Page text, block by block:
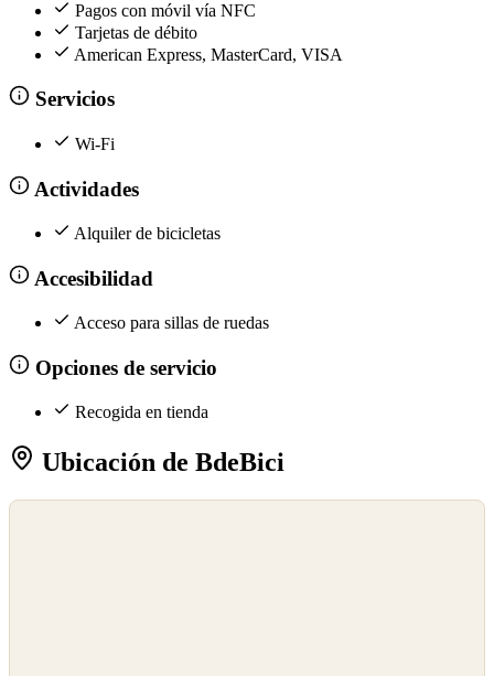
Pagos con móvil vía NFC
Tarjetas de débito
American Express, MasterCard, VISA
Servicios
Wi-Fi
Actividades
Alquiler de bicicletas
Accesibilidad
Acceso para sillas de ruedas
Opciones de servicio
Recogida en tienda
Ubicación de BdeBici